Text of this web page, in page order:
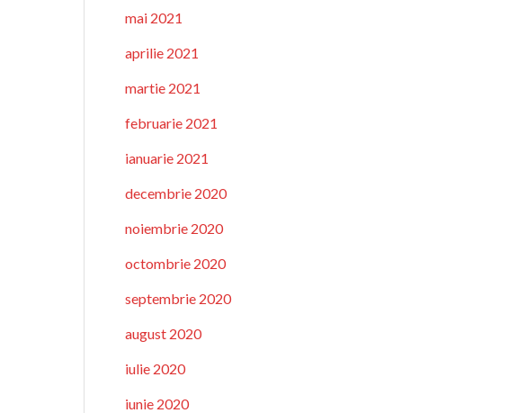
mai 2021
aprilie 2021
martie 2021
februarie 2021
ianuarie 2021
decembrie 2020
noiembrie 2020
octombrie 2020
septembrie 2020
august 2020
iulie 2020
iunie 2020